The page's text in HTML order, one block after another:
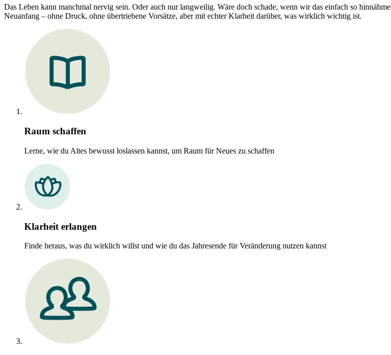
Das Leben kann manchmal nervig sein. Oder auch nur langweilig. Wäre doch schade, wenn wir das einfach so
Neuanfang – ohne Druck, ohne übertriebene Vorsätze, aber mit echter Klarheit darüber, was wirklich wichtig ist.
Raum schaffen
Lerne, wie du Altes bewusst loslassen kannst, um Raum für Neues zu schaffen
Klarheit erlangen
Finde heraus, was du wirklich willst und wie du das Jahresende für Veränderung nutzen kannst